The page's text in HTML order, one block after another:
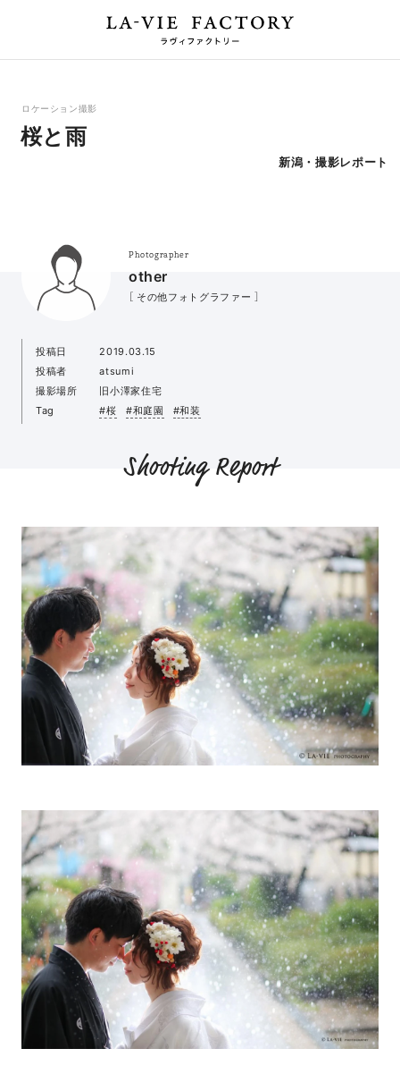
ロケーション撮影
桜と雨
新潟・撮影レポート
Photographer
other
［ その他フォトグラファー ］
投稿日
2019.03.15
投稿者
atsumi
撮影場所
旧小澤家住宅
Tag
#桜 #和庭園 #和装
Shooting Report